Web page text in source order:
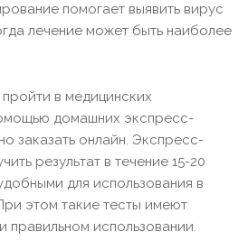
помогает выявить вирус
лечение может быть наиболее
в медицинских
домашних экспресс-
заказать онлайн. Экспресс-
результат в течение 15-20
для использования в
этом такие тесты имеют
правильном использовании.